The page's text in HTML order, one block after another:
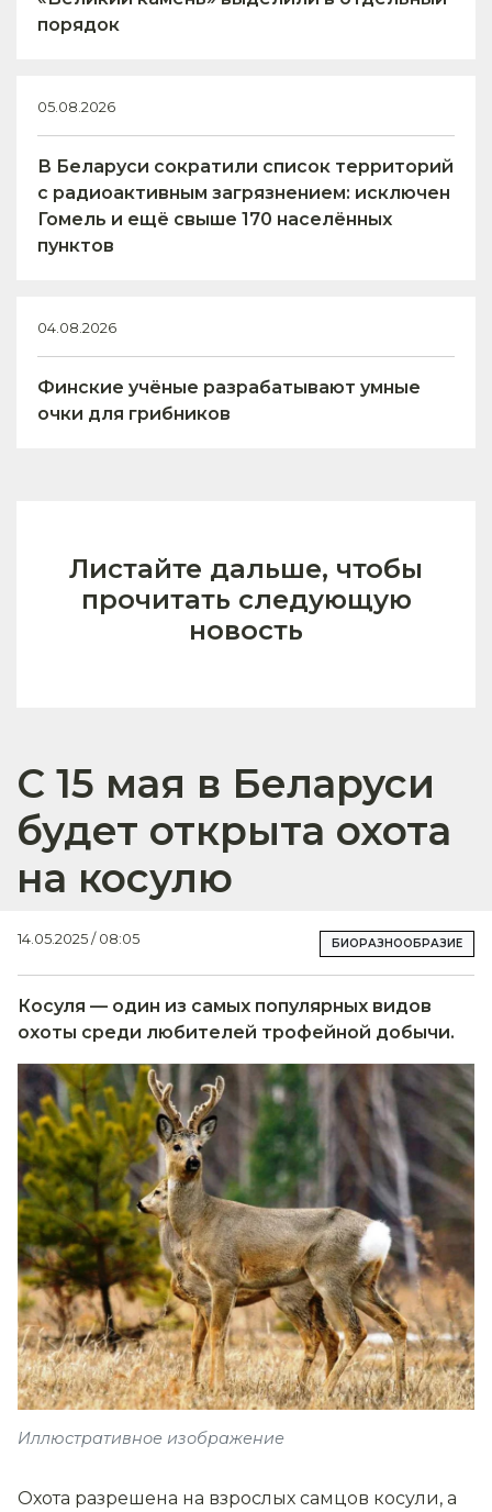
порядок
05.08.2026
В Беларуси сократили список территорий
с радиоактивным загрязнением: исключен
Гомель и ещё свыше 170 населённых
пунктов
04.08.2026
Финские учёные разрабатывают умные
очки для грибников
Листайте дальше, чтобы
прочитать следующую
новость
С 15 мая в Беларуси
будет открыта охота
на косулю
14.05.2025 / 08:05 БИОРАЗНООБРАЗИЕ
Косуля — один из самых популярных видов
охоты среди любителей трофейной добычи.
Иллюстративное изображение
Охота разрешена на взрослых самцов косули, а